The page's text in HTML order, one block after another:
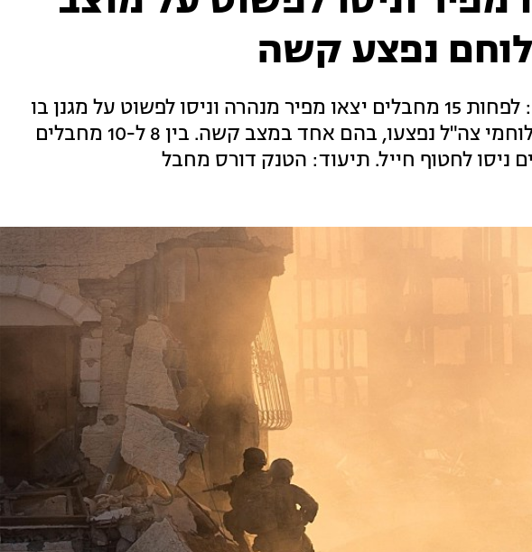
נפצע קשה
תקרית חריגה בח'אן יונס: לפחות 15 מחבלים יצאו מפיר מנהרה וניסו לפשוט על מגנן בו
שהו לוחמי כפיר. שלושה לוחמי צה"ל נפצעו, בהם אחד במצב קשה. בין 8 ל-10 מחבלים
ניסו לחטוף חייל. תיעוד: הטנק דורס מחבל